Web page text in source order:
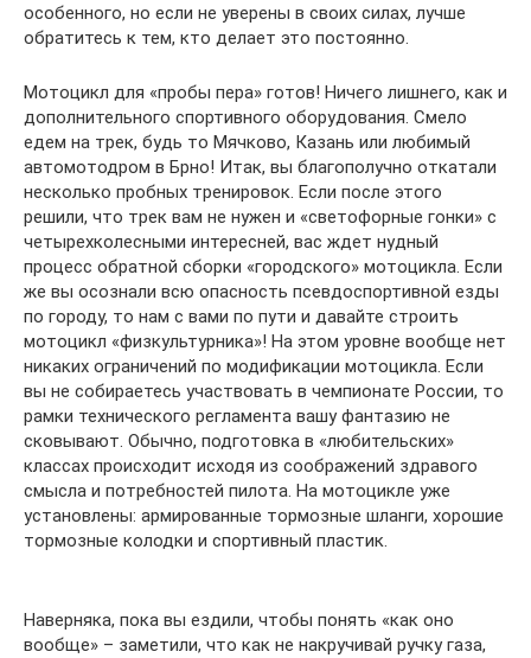
особенного, но если не уверены в своих силах, лучше
обратитесь к тем, кто делает это постоянно.
Мотоцикл для «пробы пера» готов! Ничего лишнего, как и
дополнительного спортивного оборудования. Смело
едем на трек, будь то Мячково, Казань или любимый
автомотодром в Брно! Итак, вы благополучно откатали
несколько пробных тренировок. Если после этого
решили, что трек вам не нужен и «светофорные гонки» с
четырехколесными интересней, вас ждет нудный
процесс обратной сборки «городского» мотоцикла. Если
же вы осознали всю опасность псевдоспортивной езды
по городу, то нам с вами по пути и давайте строить
мотоцикл «физкультурника»! На этом уровне вообще нет
никаких ограничений по модификации мотоцикла. Если
вы не собираетесь участвовать в чемпионате России, то
рамки технического регламента вашу фантазию не
сковывают. Обычно, подготовка в «любительских»
классах происходит исходя из соображений здравого
смысла и потребностей пилота. На мотоцикле уже
установлены: армированные тормозные шланги, хорошие
тормозные колодки и спортивный пластик.
Наверняка, пока вы ездили, чтобы понять «как оно
вообще» – заметили, что как не накручивай ручку газа,